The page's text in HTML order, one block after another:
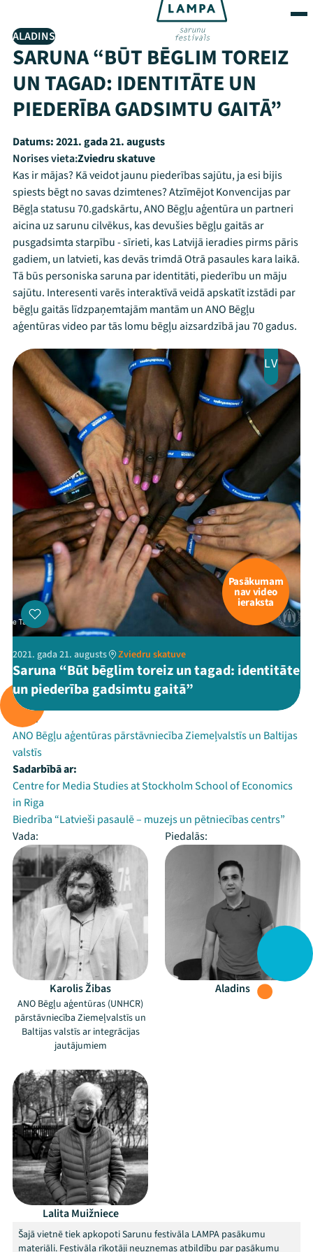
ALADINS
SARUNA “BŪT BĒGLIM TOREIZ
UN TAGAD: IDENTITĀTE UN
PIEDERĪBA GADSIMTU GAITĀ”
Datums:2021. gada 21. augusts
Norises vieta:Zviedru skatuve
Kas ir mājas? Kā veidot jaunu piederības sajūtu, ja esi bijis
spiests bēgt no savas dzimtenes? Atzīmējot Konvencijas par
Bēgļa statusu 70.gadskārtu, ANO Bēgļu aģentūra un partneri
aicina uz sarunu cilvēkus, kas devušies bēgļu gaitās ar
pusgadsimta starpību - sīrieti, kas Latvijā ieradies pirms pāris
gadiem, un latvieti, kas devās trimdā Otrā pasaules kara laikā.
Tā būs personiska saruna par identitāti, piederību un māju
sajūtu. Interesenti varēs interaktīvā veidā apskatīt izstādi par
bēgļu gaitās līdzpaņemtajām mantām un ANO Bēgļu
aģentūras video par tās lomu bēgļu aizsardzībā jau 70 gadus.
LV
Pasākumam
nav video
ieraksta
2021. gada 21. augusts Zviedru skatuve
Saruna “Būt bēglim toreiz un tagad: identitāte
un piederība gadsimtu gaitā”
Rīko:
ANO Bēgļu aģentūras pārstāvniecība Ziemeļvalstīs un Baltijas
valstīs
Sadarbībā ar:
Centre for Media Studies at Stockholm School of Economics
in Riga
Biedrība “Latvieši pasaulē – muzejs un pētniecības centrs”
Vada:
Piedalās:
Karolis Žibas
ANO Bēgļu aģentūras (UNHCR)
pārstāvniecība Ziemeļvalstīs un
Baltijas valstīs ar integrācijas
jautājumiem
Aladins
Lalita Muižniece
Šajā vietnē tiek apkopoti Sarunu festivāla LAMPA pasākumu
materiāli. Festivāla rīkotāji neuzņemas atbildību par pasākumu